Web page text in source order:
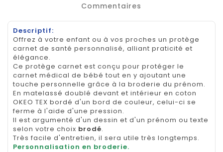
Commentaires
Descriptif:
Offrez à votre enfant ou à vos proches un protège
carnet de santé personnalisé, alliant praticité et
élégance.
Ce protège carnet est conçu pour protéger le
carnet médical de bébé tout en y ajoutant une
touche personnelle grâce à la broderie du prénom.
En matelassé doublé devant et intérieur en coton
OKEO TEX bordé d'un bord de couleur, celui-ci se
ferme à l'aide d'une pression.
Il est argumenté d'un dessin et d'un prénom ou texte
selon votre choix brodé.
Très facile d'entretien, il sera utile très longtemps.
Personnalisation en broderie.